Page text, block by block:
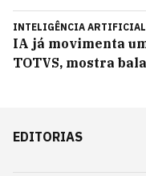
INTELIGÊNCIA ARTIFICIAL
IA já movimenta
TOTVS, mostra
EDITORIAS